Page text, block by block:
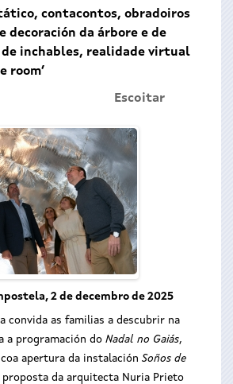
contacontos, obradoiros
decoración da árbore e de
inchables, realidade virtual
room’
Escoitar
2 de decembro de 2025
convida as familias a descubrir na
a programación do Nadal no Gaiás,
apertura da instalación Soños de
proposta da arquitecta Nuria Prieto